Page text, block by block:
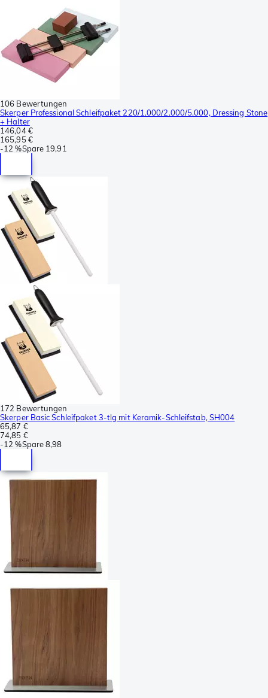
106 Bewertungen
Skerper Professional Schleifpaket 220/1.000/2.000/5.000, Dressing Stone
+ Halter
146,04 €
165,95 €
-12 %Spare 19,91
172 Bewertungen
Skerper Basic Schleifpaket 3-tlg mit Keramik-Schleifstab, SH004
65,87 €
74,85 €
-12 %Spare8,98